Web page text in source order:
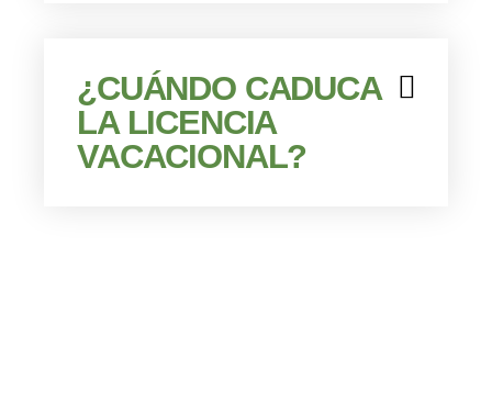
¿CUÁNDO CADUCA
LA LICENCIA
VACACIONAL?